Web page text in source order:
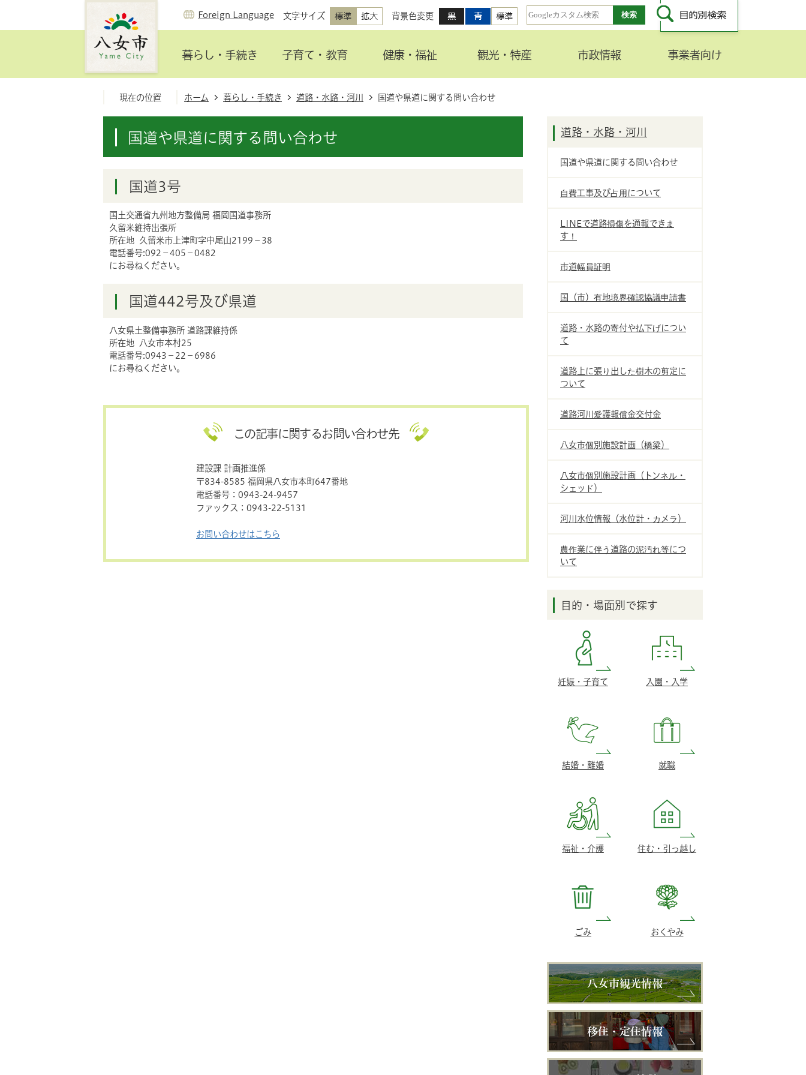
Foreign Language 文字サイズ 背景色変更
暮らし・手続き 子育て・教育 健康・福祉 観光・特産 市政情報 事業者向け
現在の位置 ホーム 暮らし・手続き 道路・水路・河川 国道や県道に関する問い合わせ
国道や県道に関する問い合わせ
国道3号
国土交通省九州地方整備局 福岡国道事務所
久留米維持出張所
所在地 久留米市上津町字中尾山2199−38
電話番号:092−405−0482
にお尋ねください。
国道442号及び県道
八女県土整備事務所 道路課維持係
所在地 八女市本村25
電話番号:0943−22−6986
にお尋ねください。
この記事に関するお問い合わせ先
建設課 計画推進係
〒834-8585 福岡県八女市本町647番地
電話番号：0943-24-9457
ファックス：0943-22-5131
お問い合わせはこちら
道路・水路・河川
国道や県道に関する問い合わせ
自費工事及び占用について
LINEで道路損傷を通報できま
す！
市道幅員証明
国（市）有地境界確認協議申請書
道路・水路の寄付や払下げについ
て
道路上に張り出した樹木の剪定に
ついて
道路河川愛護報償金交付金
八女市個別施設計画（橋梁）
八女市個別施設計画（トンネル・
シェッド）
河川水位情報（水位計・カメラ）
農作業に伴う道路の泥汚れ等につ
いて
目的・場面別で探す
妊娠・子育て 入園・入学
結婚・離婚 就職
福祉・介護 住む・引っ越し
ごみ おくやみ